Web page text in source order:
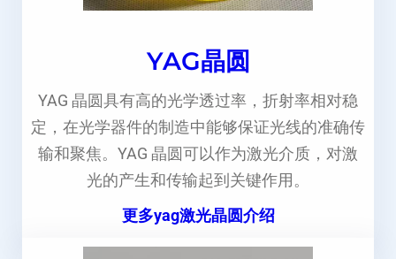
YAG晶圆
YAG 晶圆具有高的光学透过率，折射率相对稳
定，在光学器件的制造中能够保证光线的准确传
输和聚焦。YAG 晶圆可以作为激光介质，对激
光的产生和传输起到关键作用。
更多yag激光晶圆介绍